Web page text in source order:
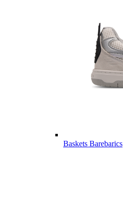
Baskets Barebarics